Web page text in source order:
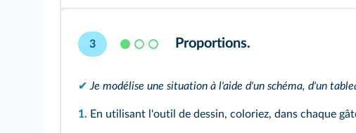
3 Proportions.
✔ Je modélise une situation à l'aide d'un schéma, d'un
1. En utilisant l'outil de dessin, coloriez, dans chaque